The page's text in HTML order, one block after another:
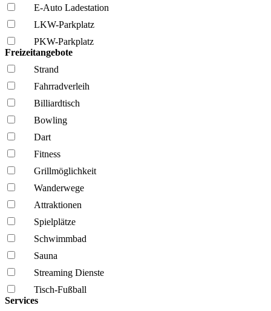
E-Auto Ladestation
LKW-Parkplatz
PKW-Parkplatz
Freizeitangebote
Strand
Fahrrad­verleih
Billiardtisch
Bowling
Dart
Fitness
Grillmöglich­keit
Wanderwege
Attraktionen
Spielplätze
Schwimmbad
Sauna
Streaming Dienste
Tisch-Fußball
Services